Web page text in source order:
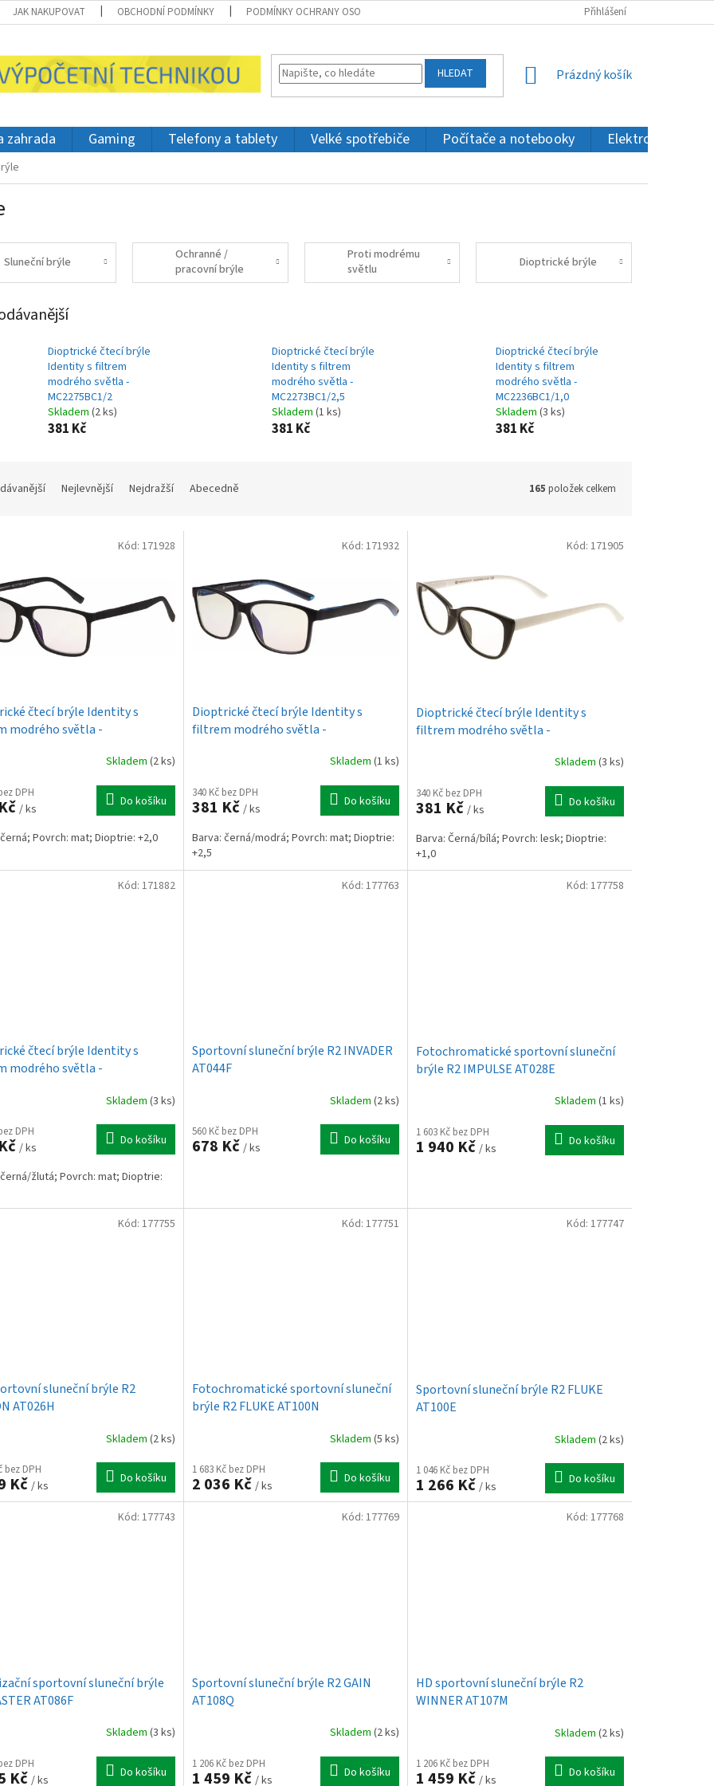
JAK NAKUPOVAT OBCHODNÍ PODMÍNKY PODMÍNKY OCHRANY OSOBNÍCH ÚDAJŮ Přihlášení
HLEDAT
NÁKUPNÍ
Prázdný košík
zahrada Gaming Telefony a tablety Velké spotřebiče Počítače a notebooky Elektronika a IT
Sluneční brýle
Ochranné /
pracovní brýle
Proti modrému
světlu
Dioptrické brýle
Dioptrické čtecí brýle
Identity s filtrem
modrého světla -
MC2275BC1/2
Skladem (2 ks)
381 Kč
Dioptrické čtecí brýle
Identity s filtrem
modrého světla -
MC2273BC1/2,5
Skladem (1 ks)
381 Kč
Dioptrické čtecí brýle
Identity s filtrem
modrého světla -
MC2236BC1/1,0
Skladem (3 ks)
381 Kč
Nejlevnější Nejdražší Abecedně 165 položek celkem
čtecí brýle Identity s
modrého světla -
Skladem (2 ks)
DPH
/ ks Do košíku
Povrch: mat; Dioptrie: +2,0
Kód: 171928
Dioptrické čtecí brýle Identity s
filtrem modrého světla -
Skladem (1 ks)
340 Kč bez DPH
381 Kč / ks Do košíku
Barva: černá/modrá; Povrch: mat; Dioptrie:
+2,5
Kód: 171932
Dioptrické čtecí brýle Identity s
filtrem modrého světla -
Skladem (3 ks)
340 Kč bez DPH
381 Kč / ks Do košíku
Barva: Černá/bílá; Povrch: lesk; Dioptrie:
+1,0
Kód: 171905
čtecí brýle Identity s
modrého světla -
Skladem (3 ks)
DPH
/ ks Do košíku
žlutá; Povrch: mat; Dioptrie:
Kód: 171882
Sportovní sluneční brýle R2 INVADER
AT044F
Skladem (2 ks)
560 Kč bez DPH
678 Kč / ks Do košíku
Kód: 177763
Fotochromatické sportovní sluneční
brýle R2 IMPULSE AT028E
Skladem (1 ks)
1 603 Kč bez DPH
1 940 Kč / ks Do košíku
Kód: 177758
sluneční brýle R2
AT026H
Skladem (2 ks)
bez DPH
Kč / ks Do košíku
Kód: 177755
Fotochromatické sportovní sluneční
brýle R2 FLUKE AT100N
Skladem (5 ks)
1 683 Kč bez DPH
2 036 Kč / ks Do košíku
Kód: 177751
Sportovní sluneční brýle R2 FLUKE
AT100E
Skladem (2 ks)
1 046 Kč bez DPH
1 266 Kč / ks Do košíku
Kód: 177747
sportovní sluneční brýle
AT086F
Skladem (3 ks)
DPH
Kč / ks Do košíku
Kód: 177743
Sportovní sluneční brýle R2 GAIN
AT108Q
Skladem (2 ks)
1 206 Kč bez DPH
1 459 Kč / ks Do košíku
Kód: 177769
HD sportovní sluneční brýle R2
WINNER AT107M
Skladem (2 ks)
1 206 Kč bez DPH
1 459 Kč / ks Do košíku
Kód: 177768